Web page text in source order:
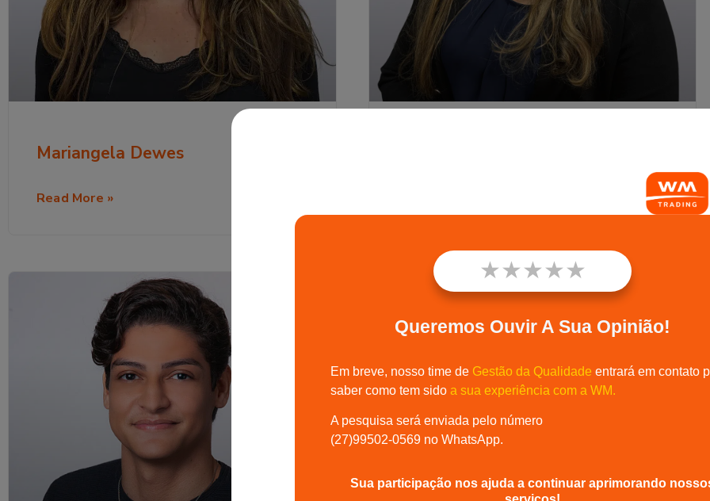
Mariangela Dewes
Read More »
★★★★★
Queremos Ouvir A Sua Opinião!
Em breve, nosso time de Gestão da Qualidade entrará em contato
saber como tem sido a sua experiência com a WM.
A pesquisa será enviada pelo número
(27)99502-0569 no WhatsApp.
Sua participação nos ajuda a continuar aprimorando